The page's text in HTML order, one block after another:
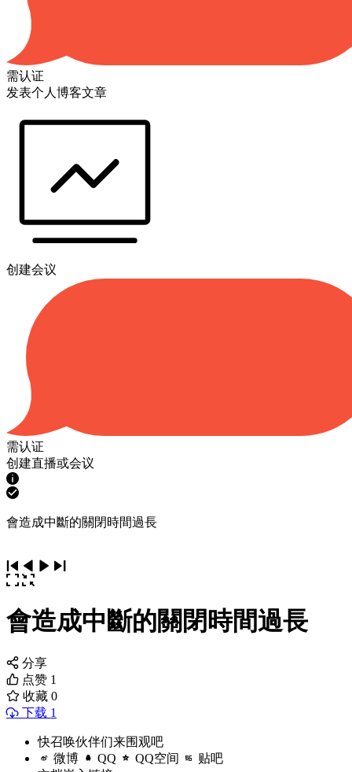
需认证
发表个人博客文章
创建会议
需认证
创建直播或会议
會造成中斷的關閉時間過長
會造成中斷的關閉時間過長
分享
点赞 1
收藏 0
下载 1
快召唤伙伴们来围观吧
微博 QQ QQ空间 贴吧